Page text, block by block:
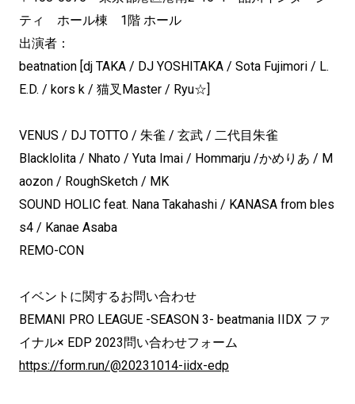
ティ ホール棟 1階 ホール
出演者：
beatnation [dj TAKA / DJ YOSHITAKA / Sota Fujimori / L.
E.D. / kors k / 猫叉Master / Ryu☆]
VENUS / DJ TOTTO / 朱雀 / 玄武 / 二代目朱雀
Blacklolita / Nhato / Yuta Imai / Hommarju /かめりあ / M
aozon / RoughSketch / MK
SOUND HOLIC feat. Nana Takahashi / KANASA from bles
s4 / Kanae Asaba
REMO-CON
イベントに関するお問い合わせ
BEMANI PRO LEAGUE -SEASON 3- beatmania IIDX ファ
イナル× EDP 2023問い合わせフォーム
https://form.run/@20231014-iidx-edp